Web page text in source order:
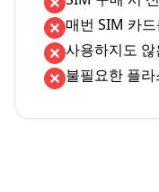
매번 SIM 카
사용하지도
불필요한 플